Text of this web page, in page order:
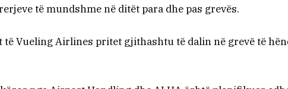
të mundshme në ditët para dhe pas grevës.
Vueling Airlines pritet gjithashtu të dalin në grevë të